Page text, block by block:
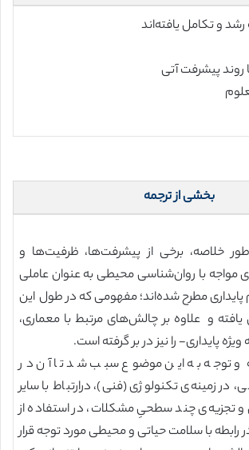
و تکامل یافته‌اند
پیشرفت آتی
بخشی از ترجمه
خلاصه، برخی از پیشرفت‌ها، ظرفیت‌ها و
با روان‌شناسی محیطی به عنوان عاملی
پایداری مطرح شده‌اند؛ مفهومی که در طول این
و علاوه بر چالش‌های مرتبط با معماری،
پایداری- را نیز در بر گرفته ‌است.
و توجه به این موضوع سبب شد تا آن در
زمینه‌ی تکنولوژی (فنی)، درارتباط با سایر
و تجزیه‌ی چند سطحیِ مشکلات، در استفاده از
رابطه با سلامت حیاتی و محیطی مورد توجه قرار